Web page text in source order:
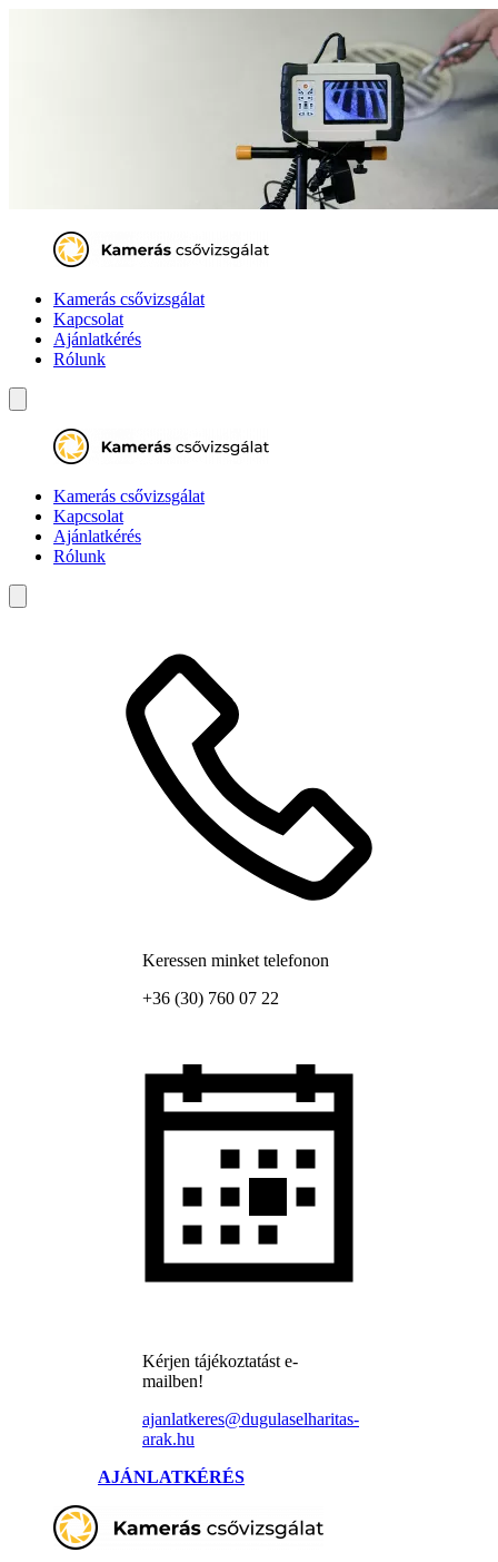
Kamerás csővizsgálat
Kapcsolat
Ajánlatkérés
Rólunk
Kamerás csővizsgálat
Kapcsolat
Ajánlatkérés
Rólunk
Keressen minket telefonon
+36 (30) 760 07 22
Kérjen tájékoztatást e-
mailben!
ajanlatkeres@dugulaselharitas-
arak.hu
AJÁNLATKÉRÉS